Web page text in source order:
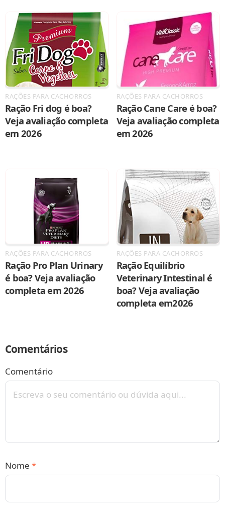
RAÇÕES PARA CACHORROS
Ração Fri dog é boa?
Veja avaliação completa
em 2026
RAÇÕES PARA CACHORROS
Ração Cane Care é boa?
Veja avaliação completa
em 2026
RAÇÕES PARA CACHORROS
Ração Pro Plan Urinary
é boa? Veja avaliação
completa em 2026
RAÇÕES PARA CACHORROS
Ração Equilíbrio
Veterinary Intestinal é
boa? Veja avaliação
completa em2026
Comentários
Comentário
Nome *